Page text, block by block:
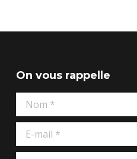
On vous rappelle
Nom *
E-mail *